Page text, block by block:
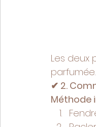
Les deux
parfumée.
✔ 2.
Méthode